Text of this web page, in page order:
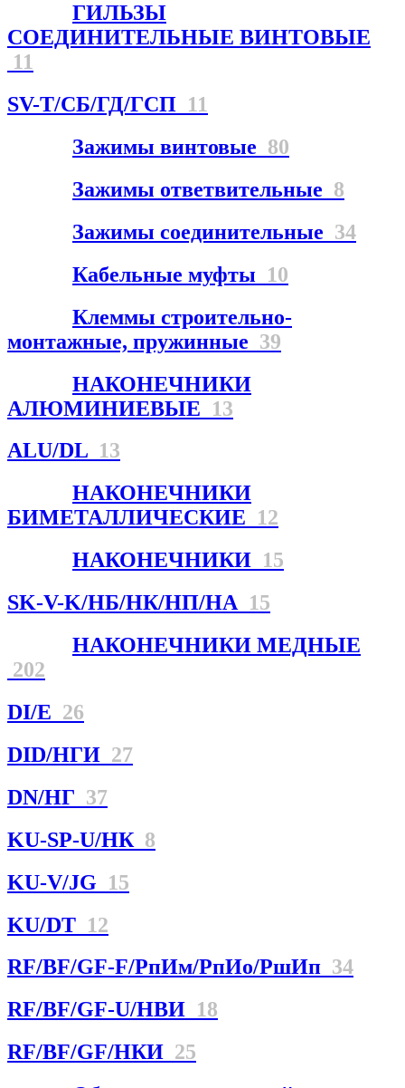
ГИЛЬЗЫ
СОЕДИНИТЕЛЬНЫЕ ВИНТОВЫЕ
11
SV-T/СБ/ГД/ГСП 11
Зажимы винтовые 80
Зажимы ответвительные 8
Зажимы соединительные 34
Кабельные муфты 10
Клеммы строительно-
монтажные, пружинные 39
НАКОНЕЧНИКИ
АЛЮМИНИЕВЫЕ 13
ALU/DL 13
НАКОНЕЧНИКИ
БИМЕТАЛЛИЧЕСКИЕ 12
НАКОНЕЧНИКИ 15
SK-V-K/НБ/НК/НП/НА 15
НАКОНЕЧНИКИ МЕДНЫЕ
202
DI/E 26
DID/НГИ 27
DN/НГ 37
KU-SP-U/НК 8
KU-V/JG 15
KU/DT 12
RF/BF/GF-F/РпИм/РпИо/РшИп 34
RF/BF/GF-U/НBИ 18
RF/BF/GF/НКИ 25